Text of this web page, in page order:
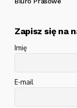
Zapisz się na
Imię
E-mail